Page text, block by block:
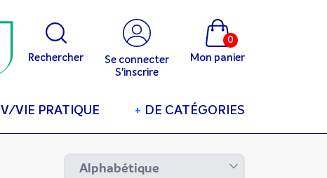
Rechercher
Se connecter
S'inscrire
Mon panier
0
VIE PRATIQUE + DE CATÉGORIES